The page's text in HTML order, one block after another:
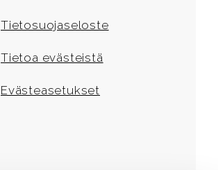
Tietosuojaseloste
Tietoa evästeistä
Evästeasetukset